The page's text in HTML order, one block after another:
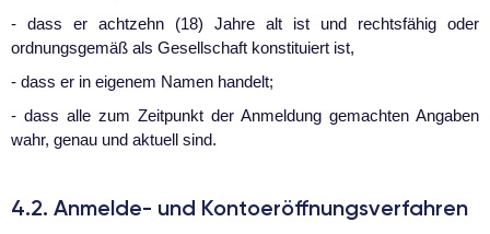
- dass er achtzehn (18) Jahre alt ist und rechtsfähig oder
ordnungsgemäß als Gesellschaft konstituiert ist,
- dass er in eigenem Namen handelt;
- dass alle zum Zeitpunkt der Anmeldung gemachten Angaben
wahr, genau und aktuell sind.
4.2. Anmelde- und Kontoeröffnungsverfahren